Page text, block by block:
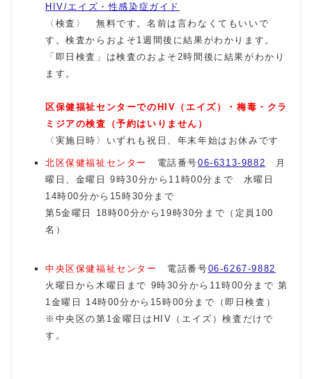
HIV/エイズ・性感染症ガイド
〈検査〉 無料です。名前は言わなくてもいいで
す。検査からおよそ1週間後に結果がわかります。
「即日検査」は検査のおよそ2時間後に結果がわかり
ます。
区保健福祉センターでのHIV（エイズ）・梅毒・クラ
ミジアの検査（予約はいりません）
〈実施日時〉いずれも祝日、年末年始はお休みです
北区保健福祉センター 電話番号06-6313-9882 月
曜日、金曜日 9時30分から11時00分まで 水曜日
14時00分から15時30分まで
第5金曜日 18時00分から19時30分まで（定員100
名）
中央区保健福祉センター 電話番号06-6267-9882
火曜日から木曜日まで 9時30分から11時00分まで 第
1金曜日 14時00分から15時00分まで（即日検査）
※中央区の第1金曜日はHIV（エイズ）検査だけで
す。